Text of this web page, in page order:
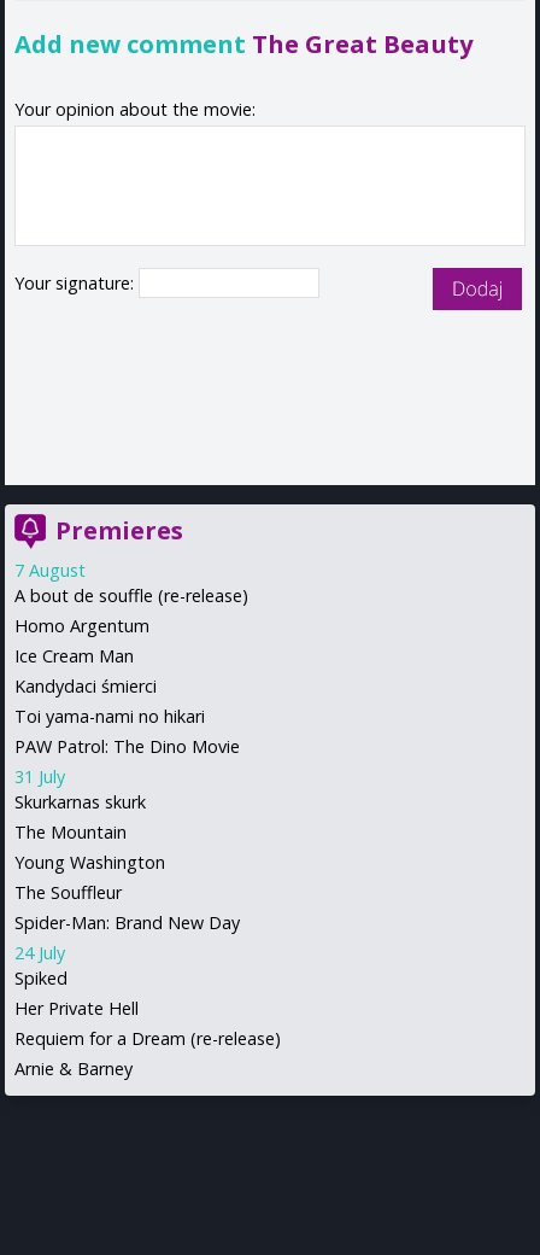
Add new comment The Great Beauty
Your opinion about the movie:
Your signature:
Premieres
7 August
A bout de souffle (re-release)
Homo Argentum
Ice Cream Man
Kandydaci śmierci
Toi yama-nami no hikari
PAW Patrol: The Dino Movie
31 July
Skurkarnas skurk
The Mountain
Young Washington
The Souffleur
Spider-Man: Brand New Day
24 July
Spiked
Her Private Hell
Requiem for a Dream (re-release)
Arnie & Barney